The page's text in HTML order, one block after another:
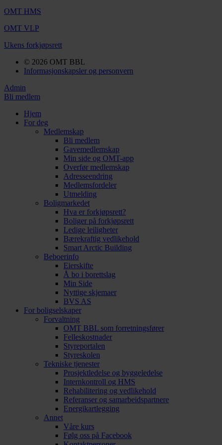
OMT HMS
OMT VLP
Ukens forkjøpsrett
© 2026 OMT BBL
Informasjonskapsler og personvern
Admin
Bli medlem
Hjem
For deg
Medlemskap
Bli medlem
Gavemedlemskap
Min side og OMT-app
Overfør medlemskap
Adresseendring
Medlemsfordeler
Utmelding
Boligmarkedet
Hva er forkjøpsrett?
Boliger på forkjøpsrett
Ledige leiligheter
Bærekraftig vedlikehold
Smart Arctic Building
Beboerinfo
Eierskifte
Å bo i borettslag
Min Side
Nyttige skjemaer
BVS AS
For boligselskaper
Forvaltning
OMT BBL som forretningsfører
Felleskostnader
Styreportalen
Styreskolen
Tekniske tjenester
Prosjektledelse og byggeledelse
Internkontroll og HMS
Rehabilitering og vedlikehold
Referanser og samarbeidspartnere
Energikartlegging
Annet
Våre kurs
Følg oss på Facebook